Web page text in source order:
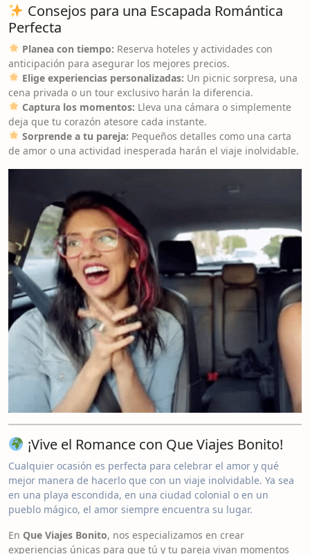
Consejos para una Escapada Romántica
Perfecta
Planea con tiempo: Reserva hoteles y actividades con
anticipación para asegurar los mejores precios.
Elige experiencias personalizadas: Un picnic sorpresa, una
cena privada o un tour exclusivo harán la diferencia.
Captura los momentos: Lleva una cámara o simplemente
deja que tu corazón atesore cada instante.
Sorprende a tu pareja: Pequeños detalles como una carta
de amor o una actividad inesperada harán el viaje inolvidable.
¡Vive el Romance con Que Viajes Bonito!
Cualquier ocasión es perfecta para celebrar el amor y qué
mejor manera de hacerlo que con un viaje inolvidable. Ya sea
en una playa escondida, en una ciudad colonial o en un
pueblo mágico, el amor siempre encuentra su lugar.
En Que Viajes Bonito, nos especializamos en crear
experiencias únicas para que tú y tu pareja vivan momentos